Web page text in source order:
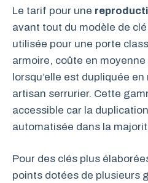
Le tarif pour une
avant tout du modèle de
utilisée pour une porte
armoire, coûte en
lorsqu’elle est dupliquée
artisan serrurier. Cette
accessible car la
automatisée dans la
Pour des clés plus
points dotées de plusieurs